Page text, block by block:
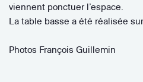
viennent ponctuer l’espace.
La table basse a été réalisée
Photos François Guillemin